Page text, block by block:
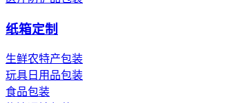
纸箱定制
生鲜农特产包装
玩具日用品包装
食品包装